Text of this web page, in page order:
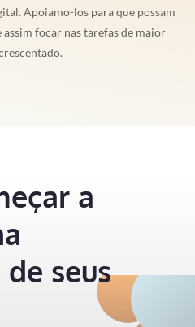
Apoiamo-los para que possam
assim focar nas tarefas de maior
a
seus